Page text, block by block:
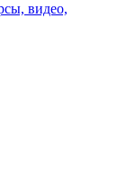
видео,